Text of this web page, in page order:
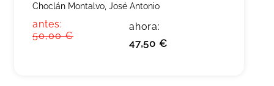
Choclán Montalvo, José Antonio
antes:
50,00 €
ahora:
47,50 €